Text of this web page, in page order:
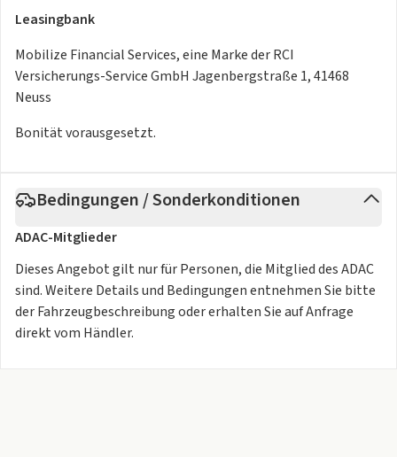
Keycard Handsfree,
schlüsselloses Zugangs- und Startsystem, Klimaautomatik,
Kofferraumabdeckung, Kältemittel, LED-Abblendlicht und
Halogen Fernlicht, LED-Tagfahrlicht, Leichtmetallräder
TAGASAN, glanzgedreht, Lenkrad höhen- und
Lenkrad in Lederoptik, Licht- und Regensensor, Mobilitäts-
Multimediasystem Media Nav Live inkl. Connected
Fahrassistenzsysteme,
Müdigkeitserkennung + Aufmerksamkeitsassistent,
Nebelscheinwerfer, Partikelfilter, Rückfahrkamera,
Rücksitzlehne
umklappbar, asymmetrisch (1/3 zu 2/3) ,
Leasingbank
Mobilize Financial Services, eine Marke der RCI
Versicherungs-Service GmbH Jagenbergstraße 1, 41468
Neuss
Bonität vorausgesetzt.
Bedingungen / Sonderkonditionen
ADAC-Mitglieder
Dieses Angebot gilt nur für Personen, die Mitglied des ADAC
sind. Weitere Details und Bedingungen entnehmen Sie bitte
der Fahrzeugbeschreibung oder erhalten Sie auf Anfrage
direkt vom Händler.